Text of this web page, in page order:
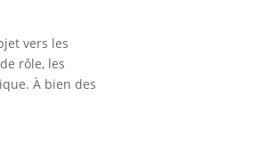
vers les
rôle, les
À bien des